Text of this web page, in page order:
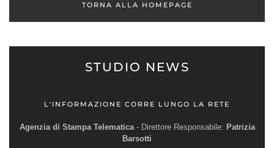
TORNA ALLA HOMEPAGE
STUDIO NEWS
L'INFORMAZIONE CORRE LUNGO LA RETE
Agenzia di Stampa Telematica- Direttore Responsabile: Patrizia
Barsotti